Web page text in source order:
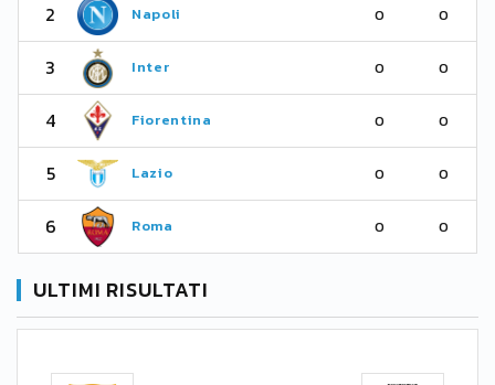
2 Napoli 0 0
3 Inter 0 0
4 Fiorentina 0 0
5 Lazio 0 0
6 Roma 0 0
ULTIMI RISULTATI